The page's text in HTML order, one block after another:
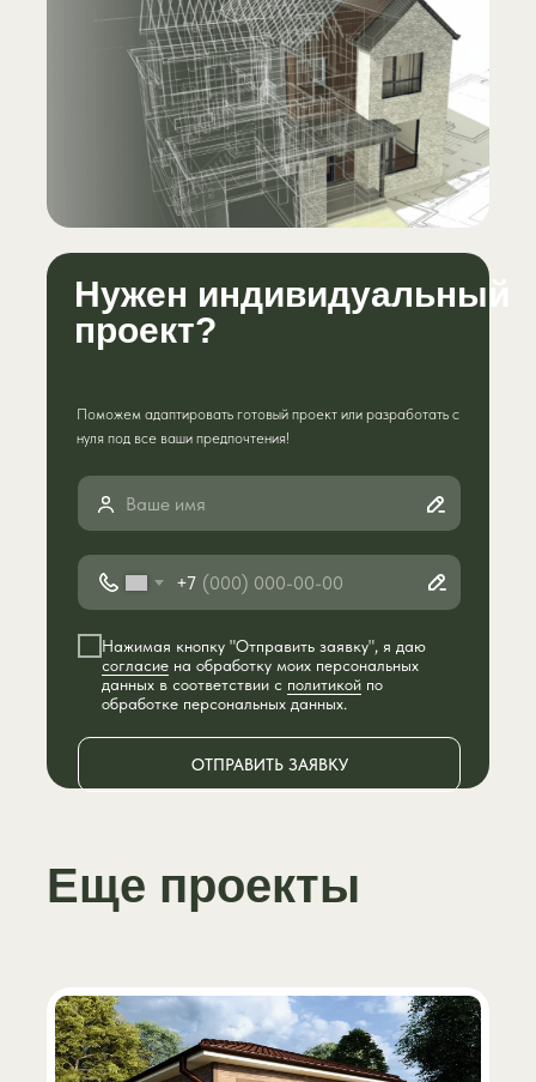
+7
Нажимая кнопку "Отправить заявку", я даю
согласие на обработку моих персональных
данных в соответствии с политикой по
обработке персональных данных.
ОТПРАВИТЬ ЗАЯВКУ
Нужен индивидуальный
проект?
Поможем адаптировать готовый проект или разработать с
нуля под все ваши предпочтения!
Еще проекты